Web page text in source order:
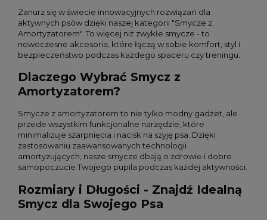
Zanurz się w świecie innowacyjnych rozwiązań dla
aktywnych psów dzięki naszej kategorii "Smycze z
Amortyzatorem". To więcej niż zwykłe smycze - to
nowoczesne akcesoria, które łączą w sobie komfort, styl i
bezpieczeństwo podczas każdego spaceru czy treningu.
Dlaczego Wybrać Smycz z
Amortyzatorem?
Smycze z amortyzatorem to nie tylko modny gadżet, ale
przede wszystkim funkcjonalne narzędzie, które
minimalizuje szarpnięcia i nacisk na szyję psa. Dzięki
zastosowaniu zaawansowanych technologii
amortyzujących, nasze smycze dbają o zdrowie i dobre
samopoczucie Twojego pupila podczas każdej aktywności.
Rozmiary i Długości - Znajdź Idealną
Smycz dla Swojego Psa